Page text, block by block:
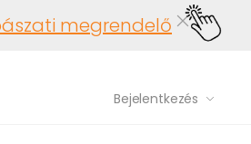
megrendelő
Bejelentkezés